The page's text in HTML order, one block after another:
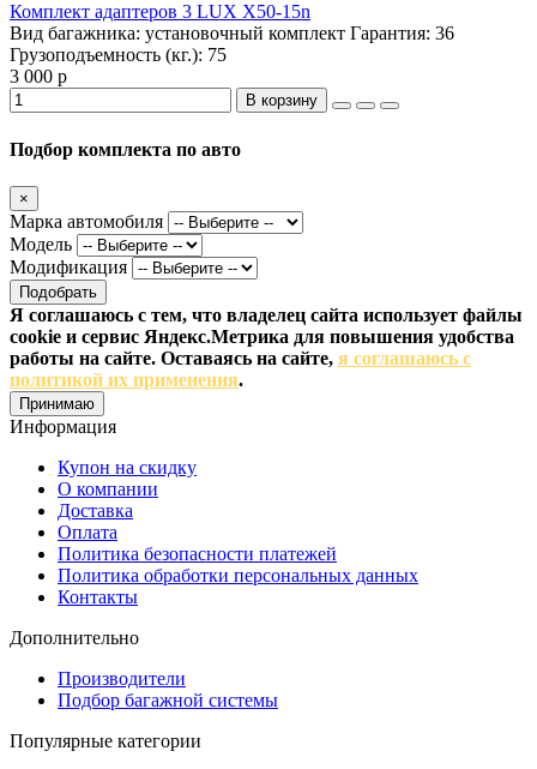
Комплект адаптеров 3 LUX X50-15n
Вид багажника: установочный комплект Гарантия: 36
Грузоподъемность (кг.): 75
3 000 р
В корзину
Подбор комплекта по авто
×
Марка автомобиля
Модель
Модификация
Подобрать
Я соглашаюсь с тем, что владелец сайта использует файлы
cookie и сервис Яндекс.Метрика для повышения удобства
работы на сайте. Оставаясь на сайте, я соглашаюсь с
политикой их применения.
Принимаю
Информация
Купон на скидку
О компании
Доставка
Оплата
Политика безопасности платежей
Политика обработки персональных данных
Контакты
Дополнительно
Производители
Подбор багажной системы
Популярные категории